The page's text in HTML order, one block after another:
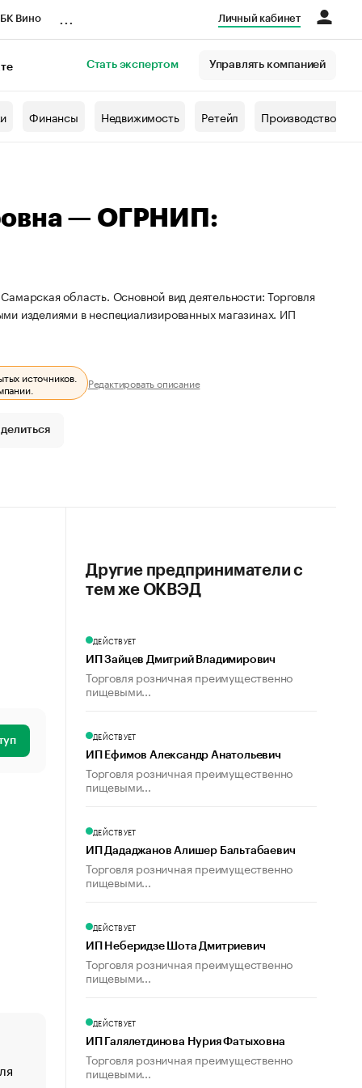
Вино Личный кабинет
Стать экспертом Управлять компанией
Финансы Недвижимость Ретейл Производство
— ОГРНИП:
область. Основной вид деятельности: Торговля
изделиями в неспециализированных магазинах. ИП
источников.
Редактировать описание
«От спорта тело стареет иначе». Как живет глава
Другие предприниматели с
тем же ОКВЭД
ДЕЙСТВУЕТ
ИП Зайцев Дмитрий Владимирович
Торговля розничная преимущественно
пищевыми...
ДЕЙСТВУЕТ
ИП Ефимов Александр Анатольевич
Торговля розничная преимущественно
пищевыми...
ДЕЙСТВУЕТ
ИП Дададжанов Алишер Бальтабаевич
Торговля розничная преимущественно
пищевыми...
ДЕЙСТВУЕТ
ИП Неберидзе Шота Дмитриевич
Торговля розничная преимущественно
пищевыми...
ДЕЙСТВУЕТ
ИП Галялетдинова Нурия Фатыховна
Торговля розничная преимущественно
пищевыми...